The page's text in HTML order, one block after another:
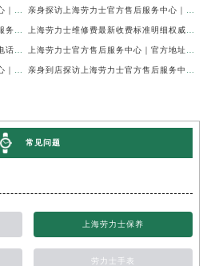
亲身探访上海劳力士官方售后服务中心｜最新电话和详细维修地址（2026年7月最新） 亲身探访上海劳力士官方售后服务中心｜详细地址及售后服务电话（2026年7月最新）
上海劳力士表修理售后专业维修保养服务权威公示（2026年7月最新） 上海劳力士维修费最新收费标准明细权威公示（2026年7月最新）
上海劳力士官方售后服务中心｜服务电话及全部地址权威信息公示（2026年7月最新） 上海劳力士官方售后服务中心｜官方地址及服务热线权威信息公示（2026年7月最新）
亲身探访上海劳力士官方售后服务中心｜维修地址与24小时服务电话（2026年7月最新） 亲身到店探访上海劳力士官方售后服务中心｜最新维修地址与官方电话（2026年7月最新）
常见问题
上海劳力士保养
劳力士手表